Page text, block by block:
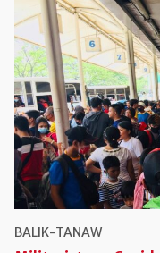
BALIK-TANAW